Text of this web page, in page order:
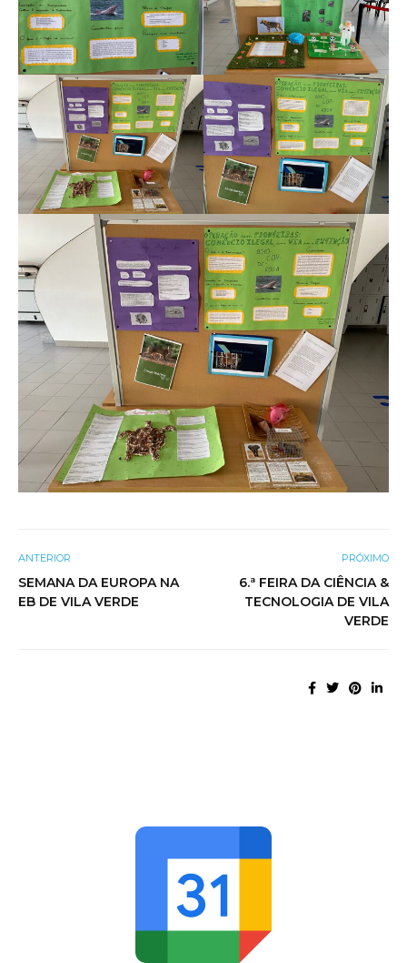
ANTERIOR
SEMANA DA EUROPA NA
EB DE VILA VERDE
PRÓXIMO
6.ª FEIRA DA CIÊNCIA &
TECNOLOGIA DE VILA
VERDE